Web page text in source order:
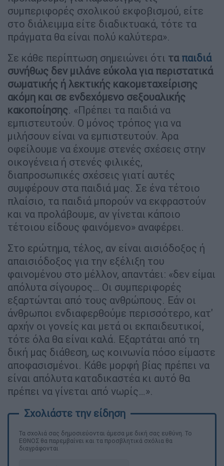
συμπεριφορές σχολικού εκφοβισμού, είτε
στο διάλειμμα είτε διαδικτυακά, τότε τα
πράγματα θα είναι πολύ καλύτερα».
Σε κάθε περίπτωση σημειώνει ότι τα παιδιά
συνήθως δεν μιλάνε εύκολα για περιστατικά
σωματικής ή λεκτικής κακομεταχείρισης
ακόμη και σε ενδεχόμενο σεξουαλικής
κακοποίησης. «Πρέπει τα παιδιά να
εμπιστευτούν. Ο μόνος τρόπος για να
μιλήσουν είναι να εμπιστευτούν. Άρα
οφείλουμε να έχουμε στενές σχέσεις στην
οικογένεια ή στενές φιλικές,
διαπροσωπικές σχέσεις γιατί αυτές
συμφέρουν στα παιδιά μας. Σε ένα τέτοιο
πλαίσιο, τα παιδιά μπορούν να εκφραστούν
και να προλάβουμε, αν γίνεται κάποιο
τέτοιου είδους φαινόμενο» αναφέρει.
Στο ερώτημα, τέλος, αν είναι αισιόδοξος ή
απαισιόδοξος για την εξέλιξη του
φαινομένου στο μέλλον, απαντάει: «δεν είμαι
απόλυτα σίγουρος… Οι συμπεριφορές
εξαρτώνται από τους ανθρώπους. Εάν οι
άνθρωποι ενδιαφερθούμε περισσότερο, κατ'
αρχήν οι γονείς και μετά οι εκπαιδευτικοί,
τότε όλα θα είναι καλά. Εξαρτάται από τη
δική μας διάθεση, ως κοινωνία πόσο είμαστε
αποφασισμένοι. Κάθε μορφή βίας πρέπει να
είναι απόλυτα καταδικαστέα κι αυτό θα
πρέπει να γίνεται από νωρίς…».
Τα σχολιά σας δημοσιεύονται άμεσα με δική σας ευθύνη. Το
ΕΘΝΟΣ θα παρεμβαίνει και τα προσβλητικά σχόλια θα
διαγράφονται